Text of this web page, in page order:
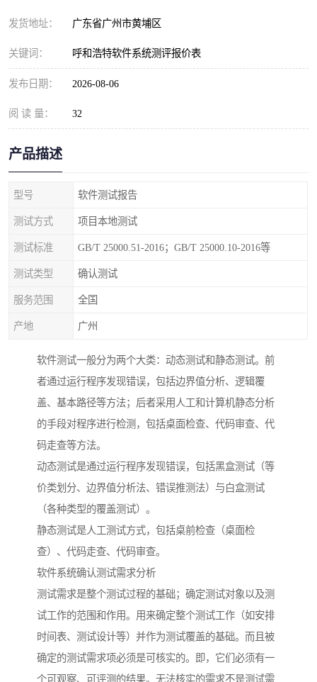
发货地址： 广东省广州市黄埔区
关键词： 呼和浩特软件系统测评报价表
发布日期： 2026-08-06
阅 读 量： 32
产品描述
型号 软件测试报告
测试方式 项目本地测试
测试标准 GB/T 25000.51-2016；GB/T 25000.10-2016等
测试类型 确认测试
服务范围 全国
产地 广州
软件测试一般分为两个大类：动态测试和静态测试。前
者通过运行程序发现错误，包括边界值分析、逻辑覆
盖、基本路径等方法；后者采用人工和计算机静态分析
的手段对程序进行检测，包括桌面检查、代码审查、代
码走查等方法。
动态测试是通过运行程序发现错误，包括黑盒测试（等
价类划分、边界值分析法、错误推测法）与白盒测试
（各种类型的覆盖测试）。
静态测试是人工测试方式，包括桌前检查（桌面检
查）、代码走查、代码审查。
软件系统确认测试需求分析
测试需求是整个测试过程的基础；确定测试对象以及测
试工作的范围和作用。用来确定整个测试工作（如安排
时间表、测试设计等）并作为测试覆盖的基础。而且被
确定的测试需求项必须是可核实的。即，它们必须有一
个可观察、可评测的结果。无法核实的需求不是测试需